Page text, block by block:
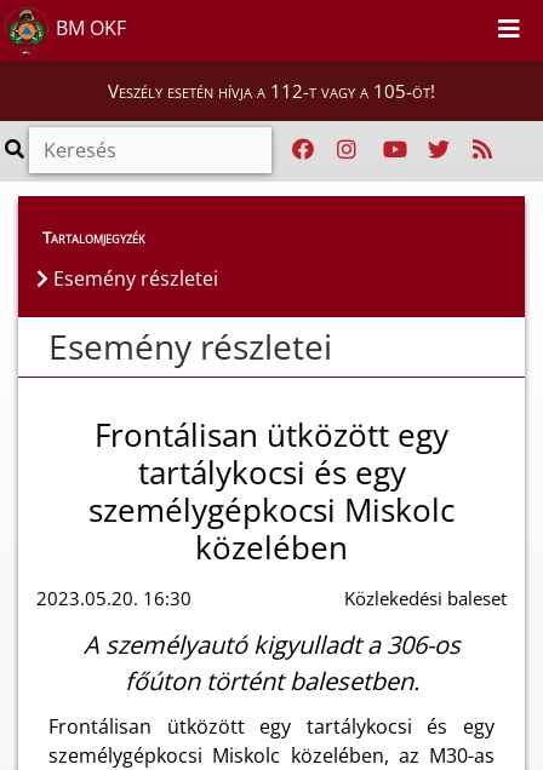
BM OKF
Veszély esetén hívja a 112-t vagy a 105-öt!
Esemény részletei
Tartalomjegyzék
Esemény részletei
Esemény részletei
Frontálisan ütközött egy
tartálykocsi és egy
személygépkocsi Miskolc
közelében
2023.05.20. 16:30 Közlekedési baleset
A személyautó kigyulladt a 306-os
főúton történt balesetben.
Frontálisan ütközött egy tartálykocsi és egy
személygépkocsi Miskolc közelében, az M30-as